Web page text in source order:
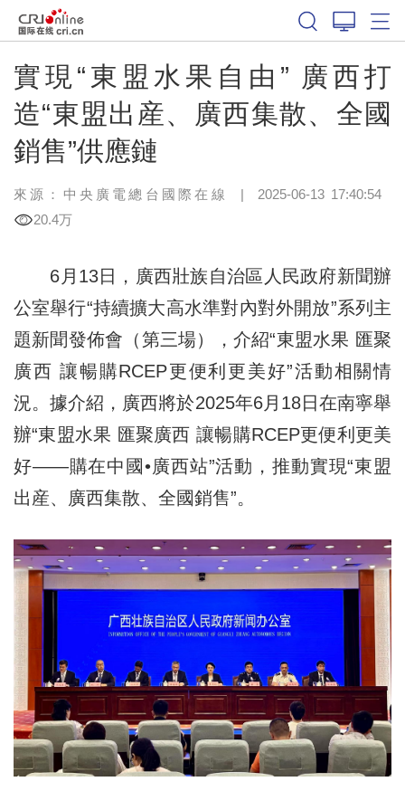
實現“東盟水果自由” 廣西打
造“東盟出産、廣西集散、全國
銷售”供應鏈
來源：中央廣電總台國際在線 | 2025-06-13 17:40:54
20.4万
6月13日，廣西壯族自治區人民政府新聞辦
公室舉行“持續擴大高水準對內對外開放”系列主
題新聞發佈會（第三場），介紹“東盟水果 匯聚
廣西 讓暢購RCEP更便利更美好”活動相關情
況。據介紹，廣西將於2025年6月18日在南寧舉
辦“東盟水果 匯聚廣西 讓暢購RCEP更便利更美
好——購在中國•廣西站”活動，推動實現“東盟
出産、廣西集散、全國銷售”。